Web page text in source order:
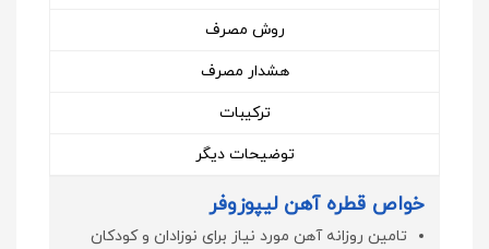
روش مصرف
هشدار مصرف
ترکیبات
توضیحات دیگر
خواص قطره آهن لیپوزوفر
تامین روزانه آهن مورد نیاز برای نوزادان و کودکان